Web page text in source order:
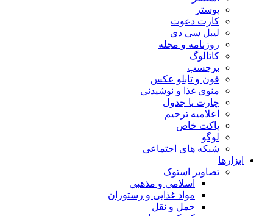
پوستر
کارت دعوت
لیبل سی دی
روزنامه و مجله
کاتالوگ
برچسب
فون و تابلو عکس
منوی غذا و نوشیدنی
چارت یا جدول
اعلاميه ترحيم
پاکت خاص
لوگو
شبکه های اجتماعی
ابزارها
تصاویر استوک
اسلامی و مذهبی
مواد غذایی و رستوران
حمل و نقل